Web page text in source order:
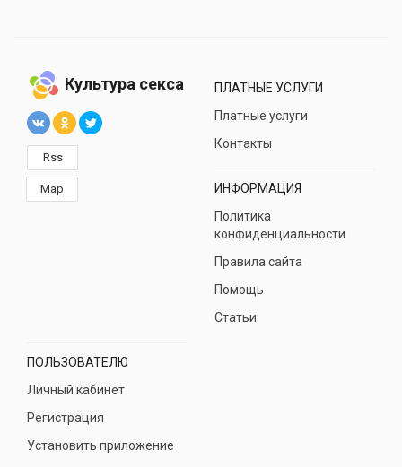
Культура секса
Rss
Map
ПЛАТНЫЕ УСЛУГИ
Платные услуги
Контакты
ИНФОРМАЦИЯ
Политика
конфиденциальности
Правила сайта
Помощь
Статьи
ПОЛЬЗОВАТЕЛЮ
Личный кабинет
Регистрация
Установить приложение